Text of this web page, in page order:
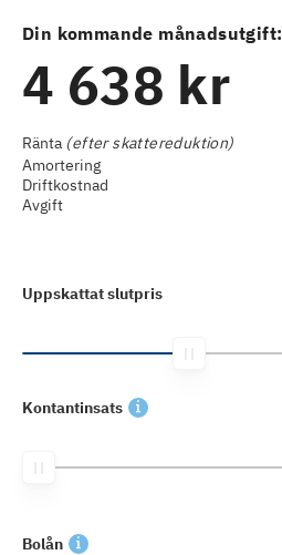
Din kommande månadsutgift:
4 638 kr
Ränta (efter skattereduktion)
Amortering
Driftkostnad
Avgift
Uppskattat slutpris
Kontantinsats
Bolån